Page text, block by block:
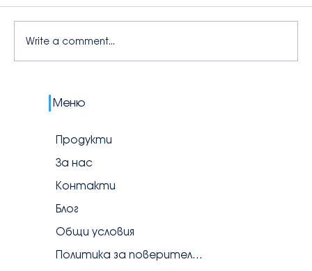
💧 Първият учебен ден с AquaBuddy:
Колко вода трябва да пият децата
Write a comment...
Меню
Продукти
За нас
Контакти
Блог
Общи условия
Политика за поверителност